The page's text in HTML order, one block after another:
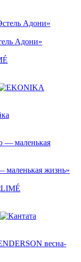
Адони»
маленькая жизнь»